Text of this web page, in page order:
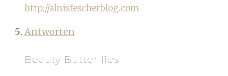
http://alnisfescherblog.com
Antworten
Beauty Butterflies